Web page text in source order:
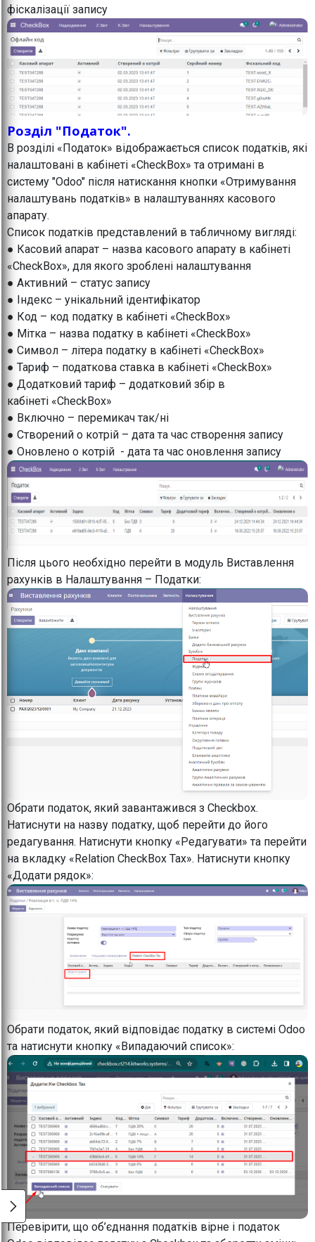
фіскалізації запису
Розділ "Податок".
В розділі «Податок» відображається список податків, які
налаштовані в кабінеті «CheckBox» та отримані в
систему "Odoo" після натискання кнопки «Отримування
налаштувань податків» в налаштуваннях касового
апарату.
Список податків представлений в табличному вигляді:
● Касовий апарат – назва касового апарату в кабінеті
«CheckBox», для якого зроблені налаштування
● Активний – статус запису
● Індекс – унікальний ідентифікатор
● Код – код податку в кабінеті «CheckBox»
● Мітка – назва податку в кабінеті «CheckBox»
● Символ – літера податку в кабінеті «CheckBox»
● Тариф – податкова ставка в кабінеті «CheckBox»
● Додатковий тариф – додатковий збір в
кабінеті «CheckBox»
● Включно – перемикач так/ні
● Створений о котрій – дата та час створення запису
● Оновлено о котрій - дата та час оновлення запису
Після цього необхідно перейти в модуль Виставлення
рахунків в Налаштування – Податки:
Обрати податок, який завантажився з Checkbox.
Натиснути на назву податку, щоб перейти до його
редагування. Натиснути кнопку «Редагувати» та перейти
на вкладку «Relation CheckBox Tax». Натиснути кнопку
«Додати рядок»:
Обрати податок, який відповідає податку в системі Odoo
та натиснути кнопку «Випадаючий список»:
Перевірити, що об’єднання податків вірне і податок